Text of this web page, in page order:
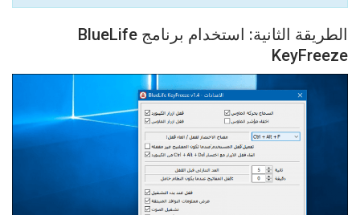
الطريقة الثانية: استخدام برنامج BlueLife
KeyFreeze